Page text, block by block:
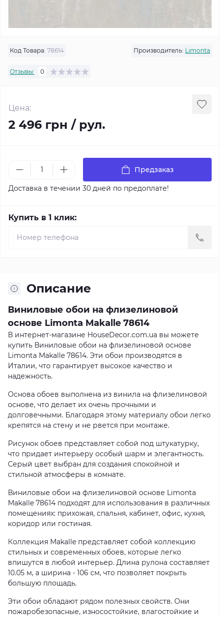
Код Товара: 78614 Производитель: Limonta
Отзывы: 0
Цена:
2 496 грн / рул.
Предзаказ
Доставка в течении 30 дней по предоплате!
Купить в 1 клик:
Описание
Виниловые обои на флизелиновой
основе Limonta Makalle 78614
В интернет-магазине HouseDecor.com.ua вы можете
купить Виниловые обои на флизелиновой основе
Limonta Makalle 78614. Эти обои производятся в
Италии, что гарантирует высокое качество и
надежность.
Основа обоев выполнена из винила на флизелиновой
основе, что делает их очень прочными и
долговечными. Благодаря этому материалу обои легко
крепятся на стену и не рвется при монтаже.
Рисунок обоев представляет собой под штукатурку,
что придает интерьеру особый шарм и элегантность.
Серый цвет выбран для создания спокойной и
стильной атмосферы в комнате.
Виниловые обои на флизелиновой основе Limonta
Makalle 78614 подходят для использования в различных
помещениях: прихожая, спальня, кабинет, офис, кухня,
коридор или гостиная.
Коллекция Makalle представляет собой коллекцию
стильных и современных обоев, которые легко
впишутся в любой интерьер. Длина рулона составляет
10.05 м, а ширина - 106 см, что позволяет покрыть
большую площадь.
Эти обои обладают рядом полезных свойств. Они
пожаробезопасные, износостойкие, влагостойкие и